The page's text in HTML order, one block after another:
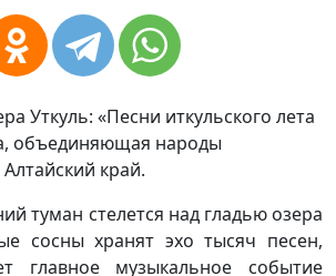
край.
туман стелется над гладью озера
сосны хранят эхо тысяч песен,
главное музыкальное событие